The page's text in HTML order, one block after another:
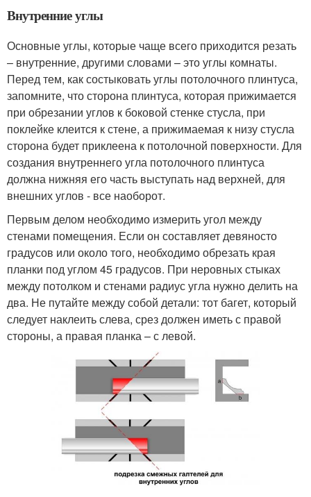
Внутренние углы
Основные углы, которые чаще всего приходится резать
– внутренние, другими словами – это углы комнаты.
Перед тем, как состыковать углы потолочного плинтуса,
запомните, что сторона плинтуса, которая прижимается
при обрезании углов к боковой стенке стусла, при
поклейке клеится к стене, а прижимаемая к низу стусла
сторона будет приклеена к потолочной поверхности. Для
создания внутреннего угла потолочного плинтуса
должна нижняя его часть выступать над верхней, для
внешних углов - все наоборот.
Первым делом необходимо измерить угол между
стенами помещения. Если он составляет девяносто
градусов или около того, необходимо обрезать края
планки под углом 45 градусов. При неровных стыках
между потолком и стенами радиус угла нужно делить на
два. Не путайте между собой детали: тот багет, который
следует наклеить слева, срез должен иметь с правой
стороны, а правая планка – с левой.